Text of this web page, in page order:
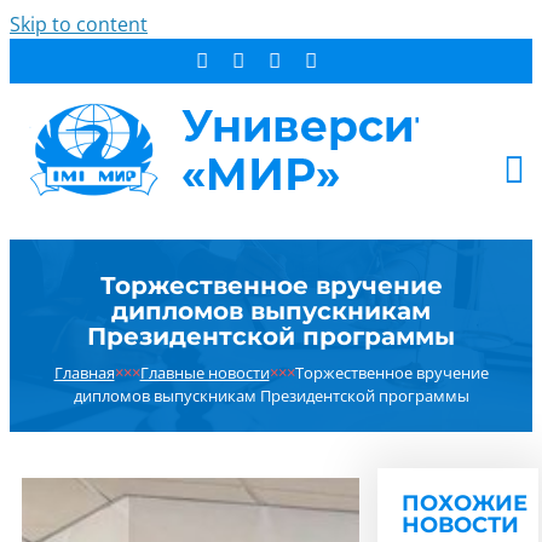
Skip to content
СТУДЕНТУ
ДОПОБРАЗОВАНИЕ
ОБ УНИВЕРСИТЕТЕ
НОВОСТИ
РЕЗУЛЬТАТ ПОИСКА:
Торжественное вручение
дипломов выпускникам
Президентской программы
Главная×××Главные новости×××Торжественное вручение
дипломов выпускникам Президентской программы
ПОХОЖИЕ
НОВОСТИ